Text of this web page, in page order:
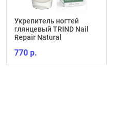
Укрепитель ногтей
глянцевый TRIND Nail
Repair Natural
770 р.